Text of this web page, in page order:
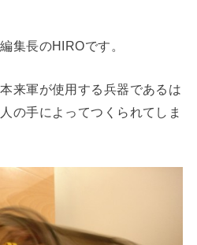
集長のHIROです。
来軍が使用する兵器であるは
の手によってつくられてしま